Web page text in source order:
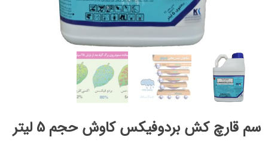
سم قارچ کش بردوفیکس کاوش حجم 5 لیتر